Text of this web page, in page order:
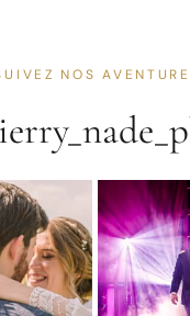
NOS